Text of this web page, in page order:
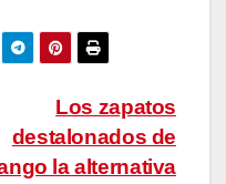
Los zapatos
destalonados de
la alternativa